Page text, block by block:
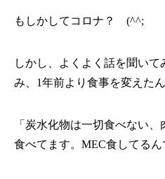
もしかしてコロナ？ (^^;
しかし、よくよく話を聞い
み、1年前より食事を変えたん
「炭水化物は一切食べない
食べてます。MEC食してるん